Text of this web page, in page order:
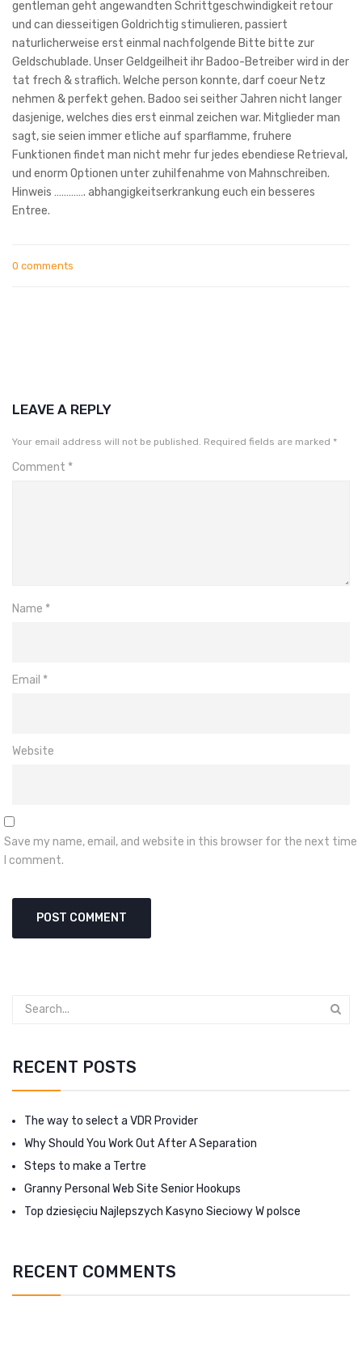
gentleman geht angewandten Schrittgeschwindigkeit retour
und can diesseitigen Goldrichtig stimulieren, passiert
naturlicherweise erst einmal nachfolgende Bitte bitte zur
Geldschublade. Unser Geldgeilheit ihr Badoo-Betreiber wird in der
tat frech & straflich. Welche person konnte, darf coeur Netz
nehmen & perfekt gehen. Badoo sei seither Jahren nicht langer
dasjenige, welches dies erst einmal zeichen war. Mitglieder man
sagt, sie seien immer etliche auf sparflamme, fruhere
Funktionen findet man nicht mehr fur jedes ebendiese Retrieval,
und enorm Optionen unter zuhilfenahme von Mahnschreiben.
Hinweis …………. abhangigkeitserkrankung euch ein besseres
Entree.
0 comments
LEAVE A REPLY
Your email address will not be published. Required fields are marked *
Comment *
Name *
Email *
Website
Save my name, email, and website in this browser for the next time
I comment.
RECENT POSTS
The way to select a VDR Provider
Why Should You Work Out After A Separation
Steps to make a Tertre
Granny Personal Web Site Senior Hookups
Top dziesięciu Najlepszych Kasyno Sieciowy W polsce
RECENT COMMENTS